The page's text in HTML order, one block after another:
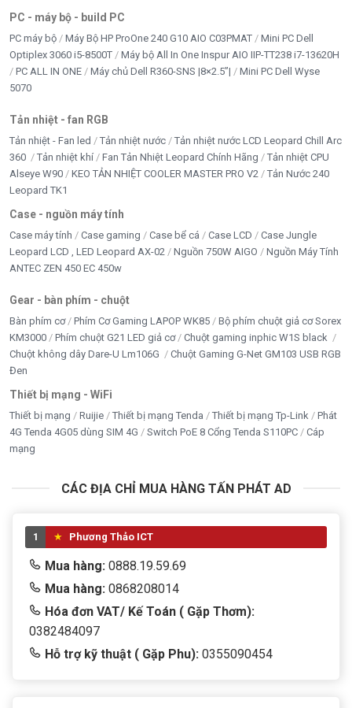
PC - máy bộ - build PC
PC máy bộ Máy Bộ HP ProOne 240 G10 AIO C03PMAT
Mini PC Dell
Optiplex 3060 i5-8500T
Máy bộ All In One Inspur AIO IIP-TT238 i7-13620H
PC ALL IN ONE
Máy chủ Dell R360-SNS |8×2.5”|
Mini PC Dell Wyse
5070
Tản nhiệt - fan RGB
Tản nhiệt - Fan led Tản nhiệt nước
Tản nhiệt nước LCD Leopard Chill Arc
360
Tản nhiệt khí Fan Tản Nhiệt Leopard Chính Hãng
Tản nhiệt CPU
Alseye W90
KEO TẢN NHIỆT COOLER MASTER PRO V2
Tản Nước 240
Leopard TK1
Case - nguồn máy tính
Case máy tính Case gaming Case bể cá Case LCD
Case Jungle
Leopard LCD , LED Leopard AX-02
Nguồn 750W AIGO
Nguồn Máy Tính
ANTEC ZEN 450 EC 450w
Gear - bàn phím - chuột
Bàn phím cơ Phím Cơ Gaming LAPOP WK85
Bộ phím chuột giả cơ Sorex
KM3000
Phím chuột G21 LED giả cơ
Chuột gaming inphic W1S black
Chuột không dây Dare-U Lm106G
Chuột Gaming G-Net GM103 USB RGB
Đen
Thiết bị mạng - WiFi
Thiết bị mạng Ruijie Thiết bị mạng Tenda Thiết bị mạng Tp-Link
Phát
4G Tenda 4G05 dùng SIM 4G
Switch PoE 8 Cổng Tenda S110PC
Cáp
mạng
CÁC ĐỊA CHỈ MUA HÀNG TẤN PHÁT AD
1 Phương Thảo ICT
Mua hàng: 0888.19.59.69
Mua hàng: 0868208014
Hóa đơn VAT/ Kế Toán ( Gặp Thơm):
0382484097
Hỗ trợ kỹ thuật ( Gặp Phu): 0355090454